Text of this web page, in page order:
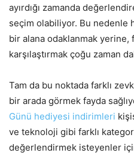
ayırdığı zamanda
seçim olabiliyor. Bu nedenle
bir alana odaklanmak yerine,
karşılaştırmak çoğu zaman
Tam da bu noktada farklı
bir arada görmek fayda
Günü hediyesi indirimleri
ve teknoloji gibi farklı
değerlendirmek isteyenler